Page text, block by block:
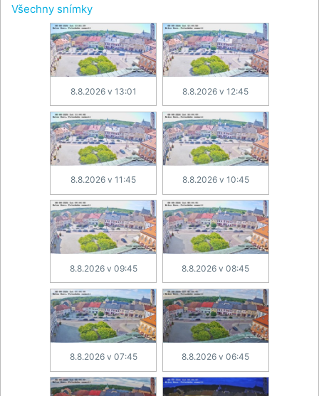
Všechny snímky
8.8.2026 v 13:01 8.8.2026 v 12:45
8.8.2026 v 11:45 8.8.2026 v 10:45
8.8.2026 v 09:45 8.8.2026 v 08:45
8.8.2026 v 07:45 8.8.2026 v 06:45